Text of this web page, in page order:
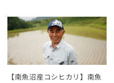
【南魚沼産コシヒカリ】南魚